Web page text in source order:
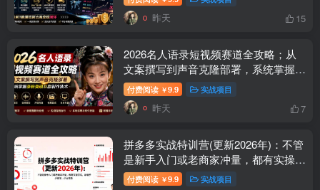
昨天 15
2026名人语录短视频赛道全攻略；从
文案撰写到声音克隆部署，系统掌握涨
粉变现双赢制作技术
付费阅读 ￥9.9 实战项目
昨天 7
拼多多实战特训营(更新2026年)：不管
是新手入门或老商家冲量，都有实操方
法，跟着学，少走弯路
付费阅读 ￥9.9 实战项目